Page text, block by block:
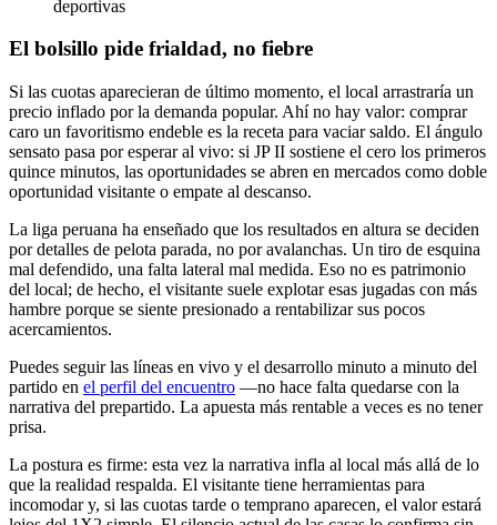
deportivas
El bolsillo pide frialdad, no fiebre
Si las cuotas aparecieran de último momento, el local arrastraría un
precio inflado por la demanda popular. Ahí no hay valor: comprar
caro un favoritismo endeble es la receta para vaciar saldo. El ángulo
sensato pasa por esperar al vivo: si JP II sostiene el cero los primeros
quince minutos, las oportunidades se abren en mercados como doble
oportunidad visitante o empate al descanso.
La liga peruana ha enseñado que los resultados en altura se deciden
por detalles de pelota parada, no por avalanchas. Un tiro de esquina
mal defendido, una falta lateral mal medida. Eso no es patrimonio
del local; de hecho, el visitante suele explotar esas jugadas con más
hambre porque se siente presionado a rentabilizar sus pocos
acercamientos.
Puedes seguir las líneas en vivo y el desarrollo minuto a minuto del
partido en el perfil del encuentro —no hace falta quedarse con la
narrativa del prepartido. La apuesta más rentable a veces es no tener
prisa.
La postura es firme: esta vez la narrativa infla al local más allá de lo
que la realidad respalda. El visitante tiene herramientas para
incomodar y, si las cuotas tarde o temprano aparecen, el valor estará